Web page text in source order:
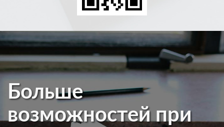
Больше
возможностей при